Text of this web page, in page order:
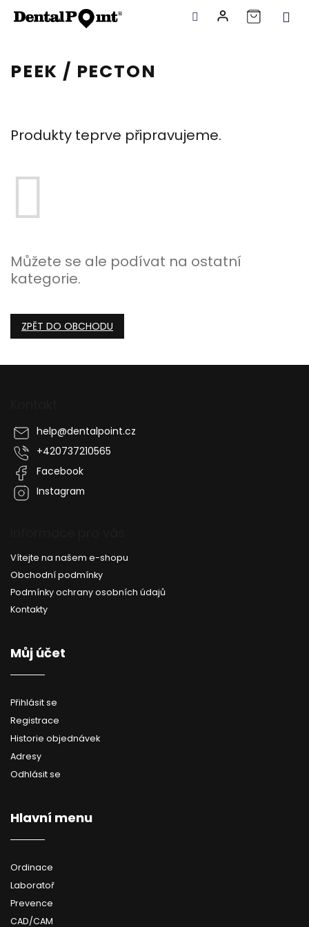
obsah
PEEK / PECTON
Produkty teprve připravujeme.
Můžete se ale podívat na ostatní
kategorie.
ZPĚT DO OBCHODU
help@dentalpoint.cz
+420737210565
Facebook
Instagram
Vítejte na našem e-shopu
Obchodní podmínky
Podmínky ochrany osobních údajů
Kontakty
Můj účet
Přihlásit se
Registrace
Historie objednávek
Adresy
Odhlásit se
Hlavní menu
Ordinace
Laboratoř
Prevence
CAD/CAM